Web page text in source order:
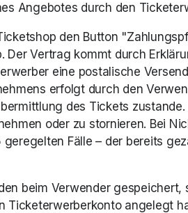
Angebotes durch den
den Button
Vertrag kommt durch
eine postalische
erfolgt durch den
des Tickets
oder zu stornieren. Bei
Fälle – der bereits
beim Verwender
Ticketerwerberkonto angelegt